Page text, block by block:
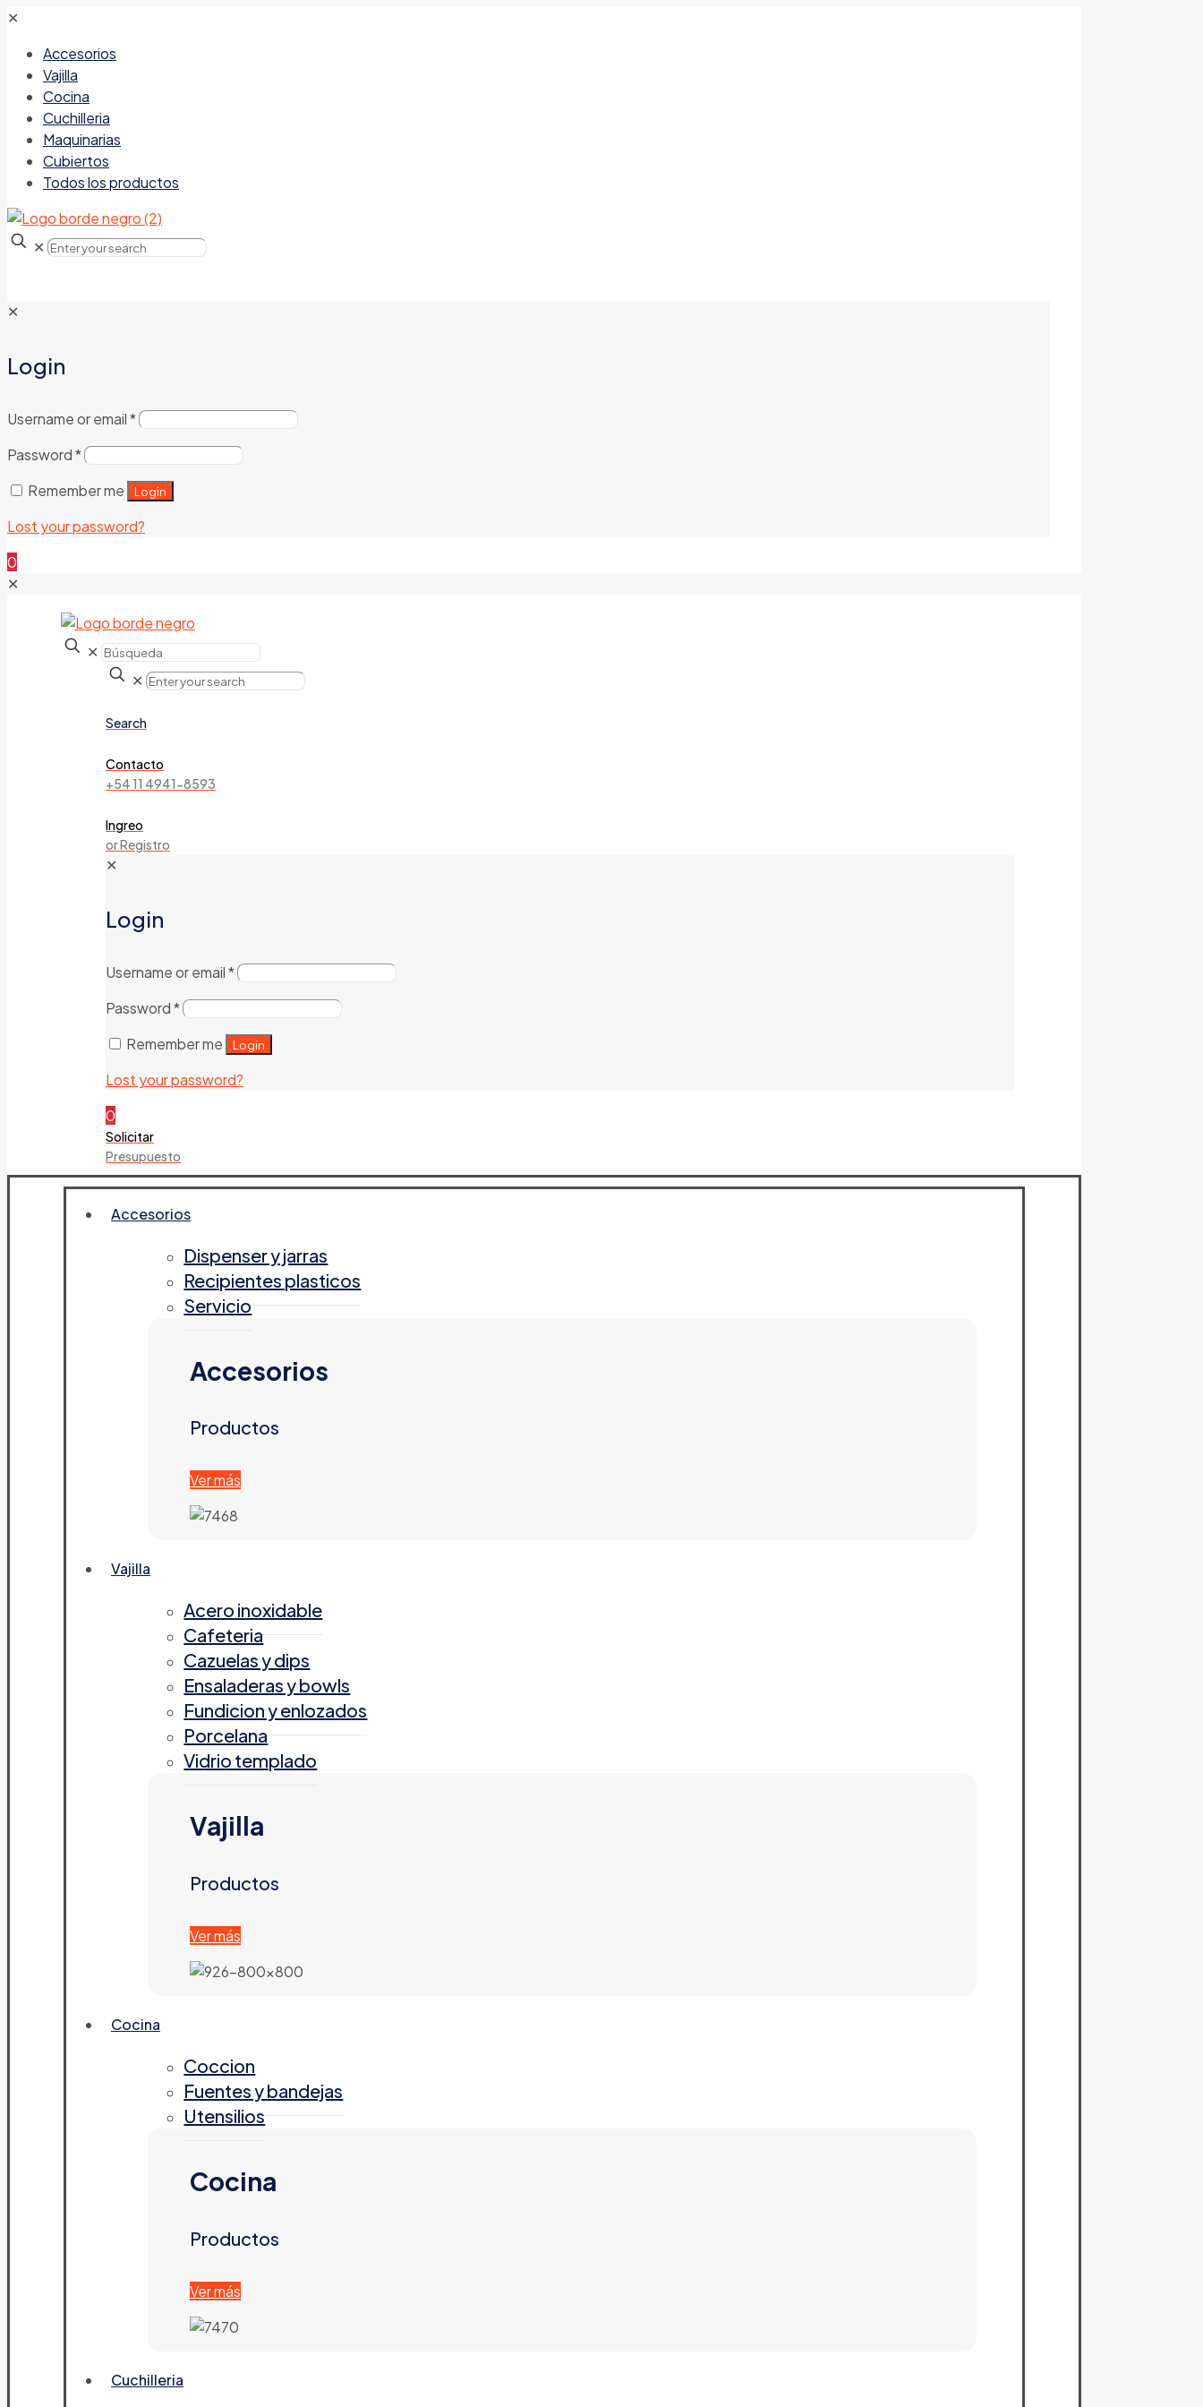
✕
Accesorios
Vajilla
Cocina
Cuchilleria
Maquinarias
Cubiertos
Todos los productos
✕
✕
Login
Username or email*
Password*
Remember me
Login
Lost your password?
0
✕
✕
✕
Search
Contacto
+54 11 4941-8593
Ingreo
or Registro
✕
Login
Username or email*
Password*
Remember me
Login
Lost your password?
0
Solicitar
Presupuesto
Accesorios
Dispenser y jarras
Recipientes plasticos
Servicio
Accesorios
Productos
Ver más
Vajilla
Acero inoxidable
Cafeteria
Cazuelas y dips
Ensaladeras y bowls
Fundicion y enlozados
Porcelana
Vidrio templado
Vajilla
Productos
Ver más
Cocina
Coccion
Fuentes y bandejas
Utensilios
Cocina
Productos
Ver más
Cuchilleria